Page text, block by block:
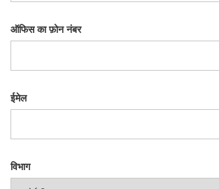
ऑफिस का फ़ोन नंबर
ईमेल
विभाग